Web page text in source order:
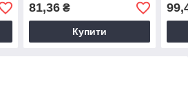
81,36₴
Купити